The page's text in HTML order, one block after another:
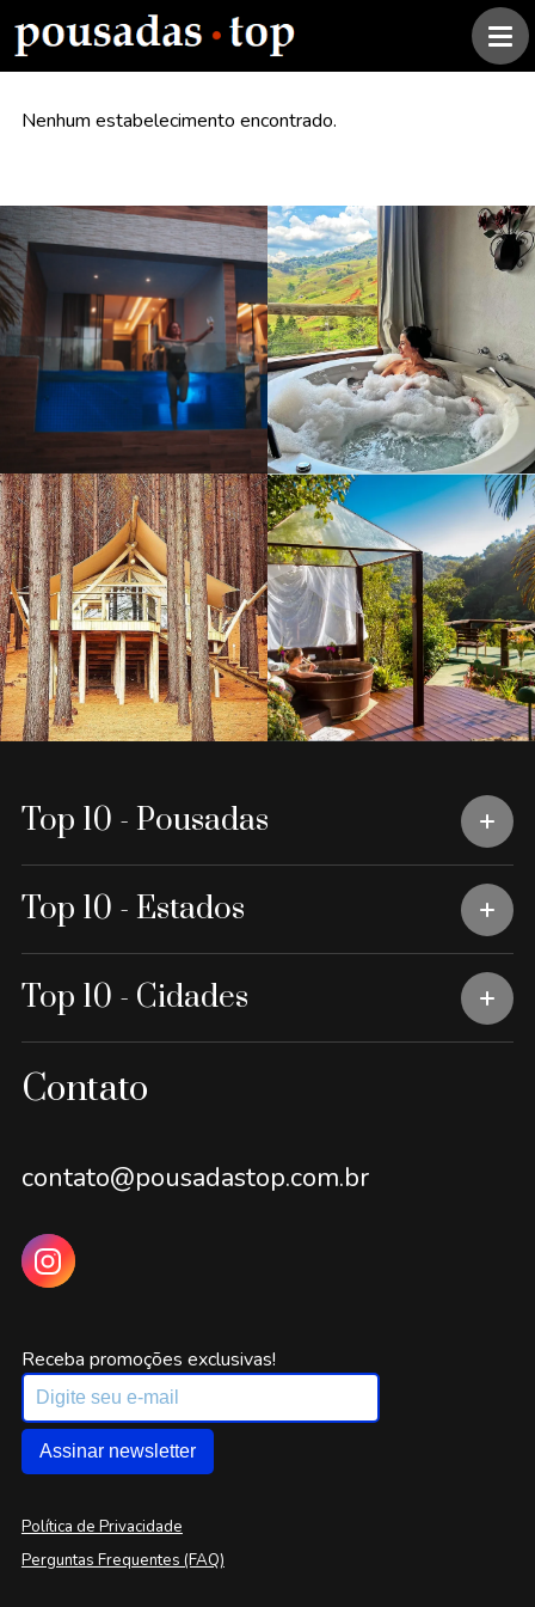
Nenhum estabelecimento encontrado.
Top 10 - Pousadas
Top 10 - Estados
Top 10 - Cidades
Contato
contato@pousadastop.com.br
Receba promoções exclusivas!
Assinar newsletter
Política de Privacidade
Perguntas Frequentes (FAQ)